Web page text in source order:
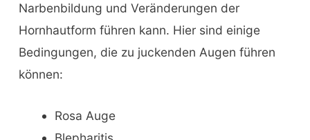
Narbenbildung und Veränderungen der
Hornhautform führen kann. Hier sind einige
Bedingungen, die zu juckenden Augen führen
können:
Rosa Auge